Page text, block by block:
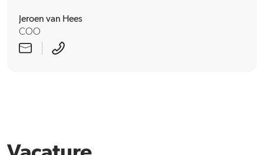
Jeroen van Hees
COO